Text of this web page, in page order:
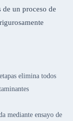
un proceso de
elimina todos
mediante ensayo de